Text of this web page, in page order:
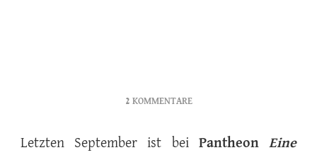
2 KOMMENTAREZU
GESCHICHTE
Letzten September ist bei Pantheon
Eine